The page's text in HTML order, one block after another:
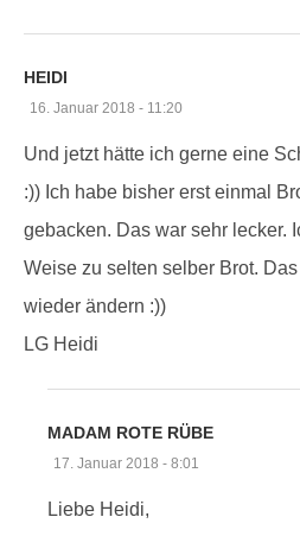
HEIDI
16. Januar 2018 - 11:20
Und jetzt hätte ich gerne eine
:)) Ich habe bisher erst einmal
gebacken. Das war sehr lecker.
Weise zu selten selber Brot.
wieder ändern :))
LG Heidi
MADAM ROTE RÜBE
17. Januar 2018 - 8:01
Liebe Heidi,